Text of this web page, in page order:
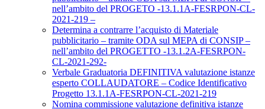
nell’ambito del PROGETO -13.1.1A-FESRPON-CL-
2021-219 –
Determina a contrarre l’acquisto di Materiale
pubblicitario – tramite ODA sul MEPA di CONSIP –
nell’ambito del PROGETTO -13.1.2A-FESRPON-
CL-2021-292-
Verbale Graduatoria DEFINITIVA valutazione istanze
esperto COLLAUDATORE – Codice Identificativo
Progetto 13.1.1A-FESRPON-CL-2021-219
Nomina commissione valutazione definitiva istanze